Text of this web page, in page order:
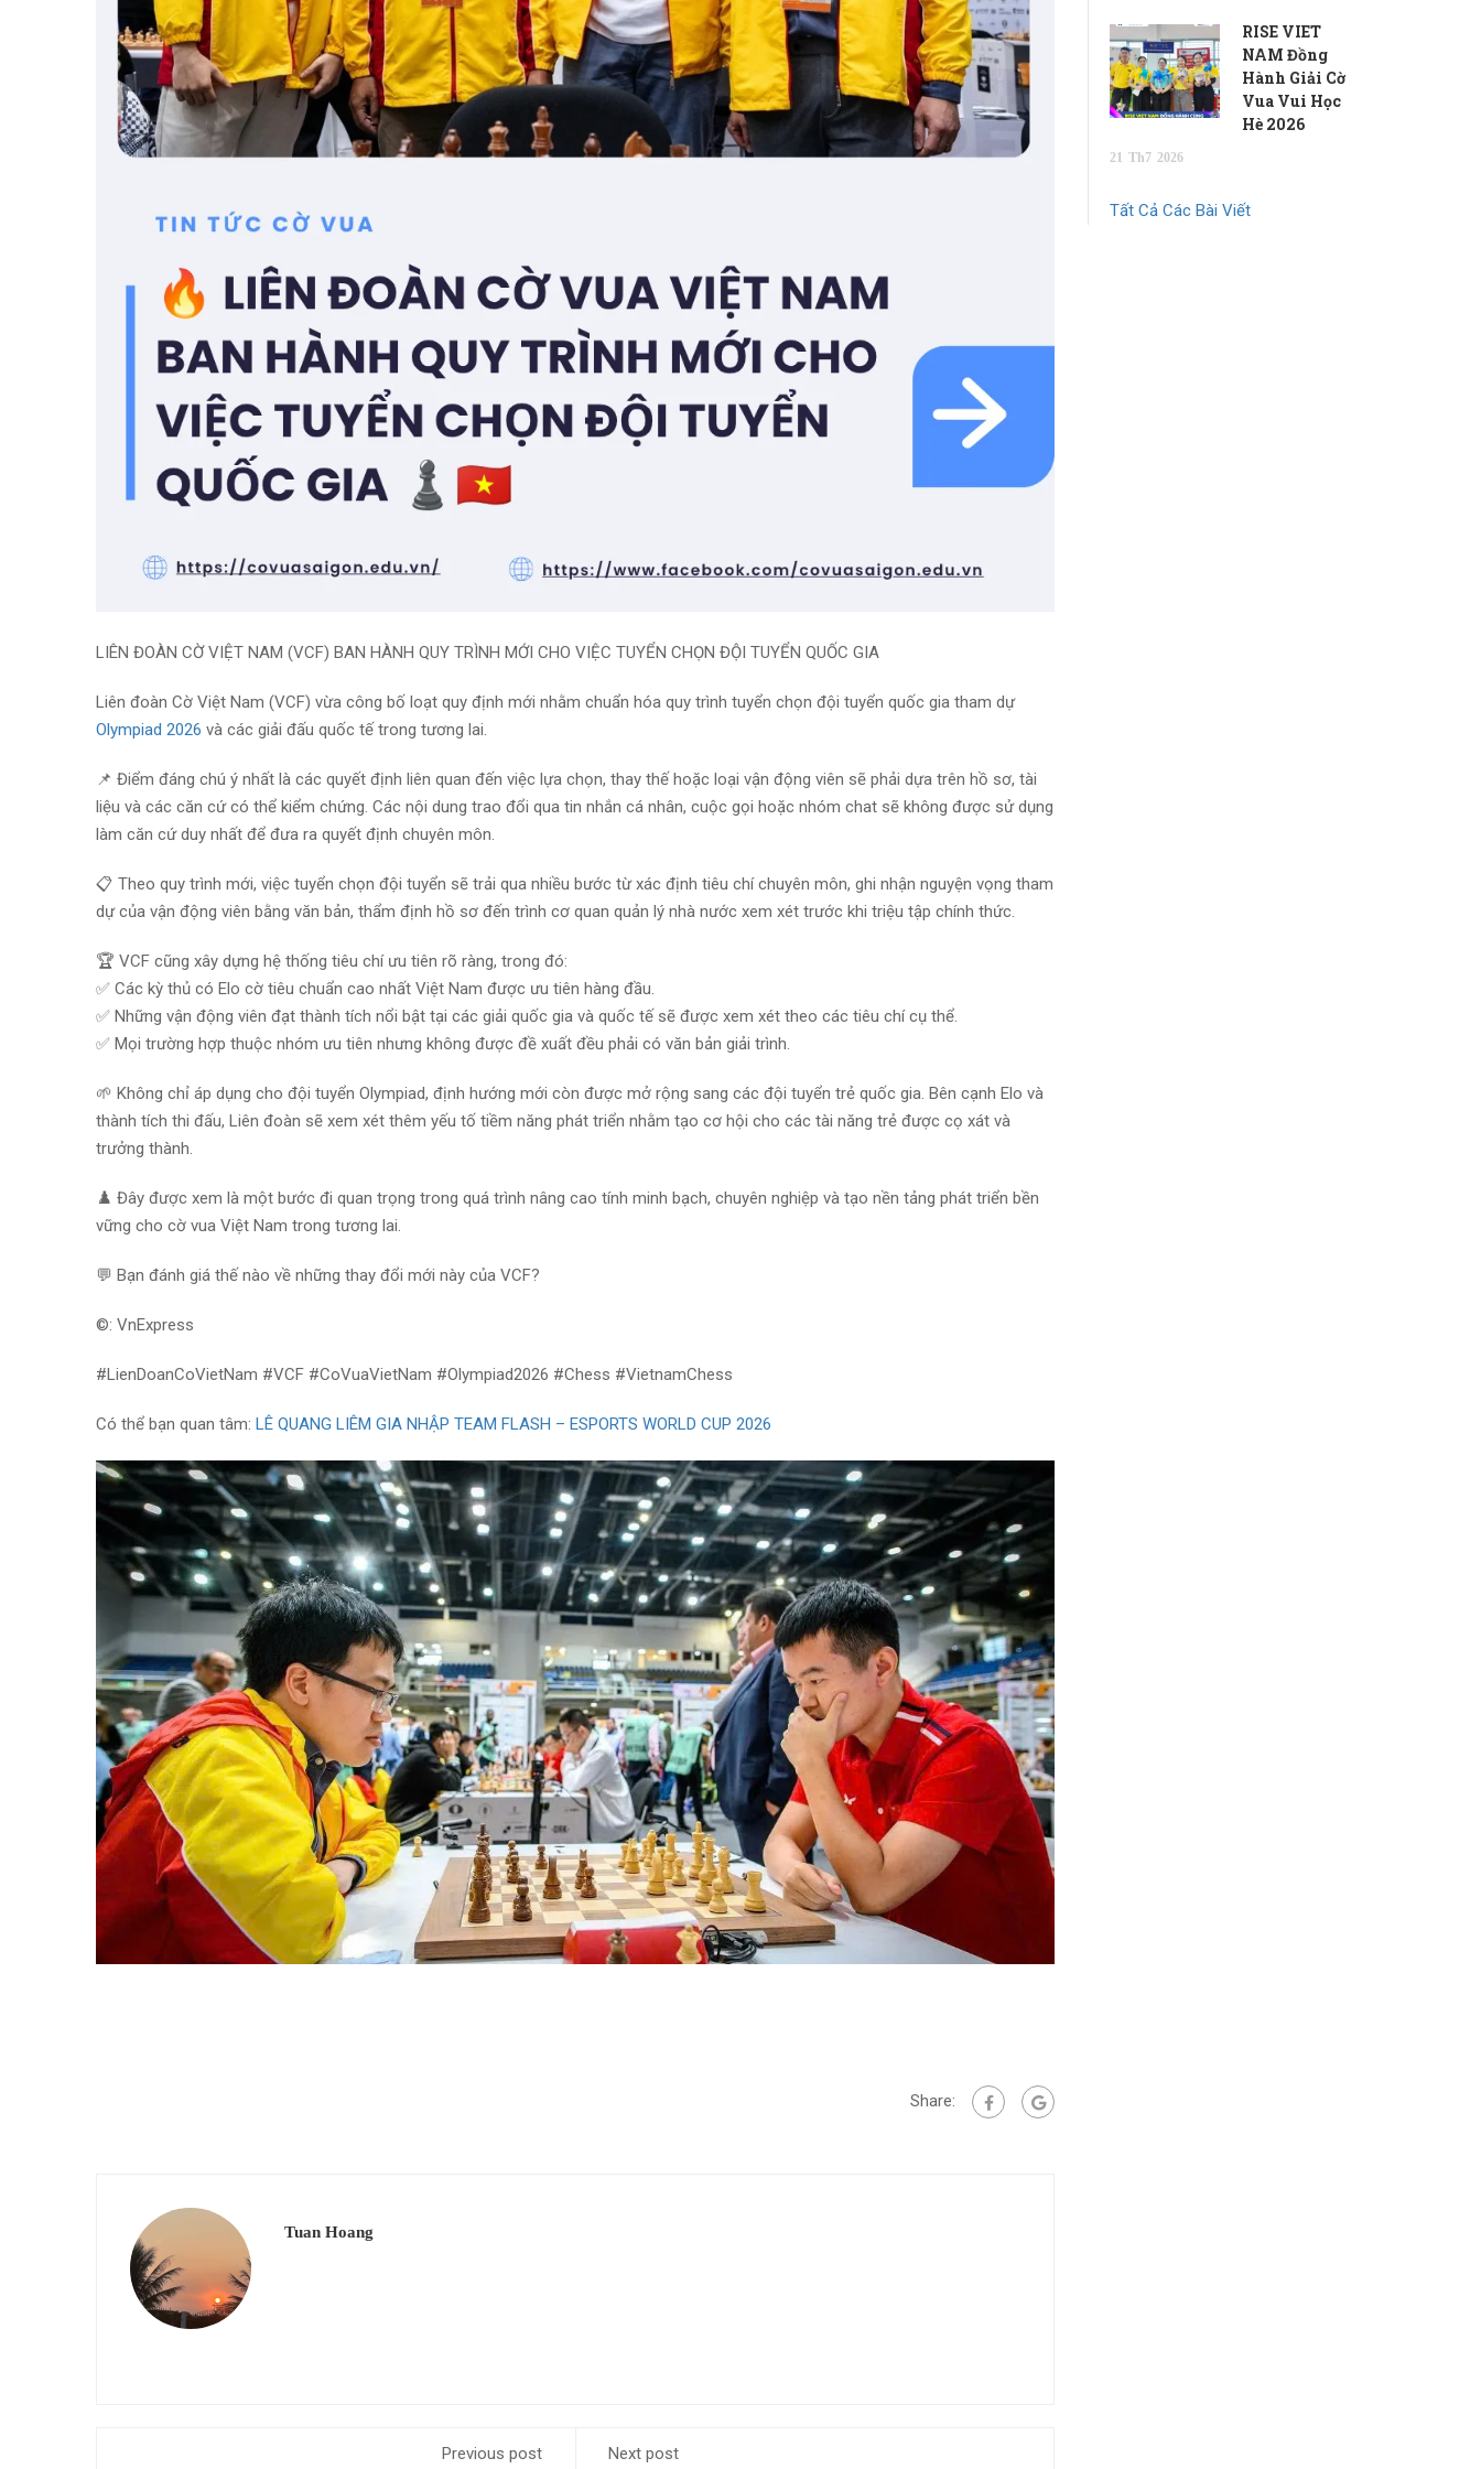
LIÊN ĐOÀN CỜ VIỆT NAM (VCF) BAN HÀNH QUY TRÌNH MỚI CHO VIỆC TUYỂN CHỌN ĐỘI TUYỂN QUỐC GIA
Liên đoàn Cờ Việt Nam (VCF) vừa công bố loạt quy định mới nhằm chuẩn hóa quy trình tuyển chọn đội tuyển quốc gia tham dự
Olympiad 2026 và các giải đấu quốc tế trong tương lai.
📌 Điểm đáng chú ý nhất là các quyết định liên quan đến việc lựa chọn, thay thế hoặc loại vận động viên sẽ phải dựa trên hồ sơ, tài
liệu và các căn cứ có thể kiểm chứng. Các nội dung trao đổi qua tin nhắn cá nhân, cuộc gọi hoặc nhóm chat sẽ không được sử dụng
làm căn cứ duy nhất để đưa ra quyết định chuyên môn.
📋 Theo quy trình mới, việc tuyển chọn đội tuyển sẽ trải qua nhiều bước từ xác định tiêu chí chuyên môn, ghi nhận nguyện vọng tham
dự của vận động viên bằng văn bản, thẩm định hồ sơ đến trình cơ quan quản lý nhà nước xem xét trước khi triệu tập chính thức.
🏆 VCF cũng xây dựng hệ thống tiêu chí ưu tiên rõ ràng, trong đó:
✅ Các kỳ thủ có Elo cờ tiêu chuẩn cao nhất Việt Nam được ưu tiên hàng đầu.
✅ Những vận động viên đạt thành tích nổi bật tại các giải quốc gia và quốc tế sẽ được xem xét theo các tiêu chí cụ thể.
✅ Mọi trường hợp thuộc nhóm ưu tiên nhưng không được đề xuất đều phải có văn bản giải trình.
🌱 Không chỉ áp dụng cho đội tuyển Olympiad, định hướng mới còn được mở rộng sang các đội tuyển trẻ quốc gia. Bên cạnh Elo và
thành tích thi đấu, Liên đoàn sẽ xem xét thêm yếu tố tiềm năng phát triển nhằm tạo cơ hội cho các tài năng trẻ được cọ xát và
trưởng thành.
♟️ Đây được xem là một bước đi quan trọng trong quá trình nâng cao tính minh bạch, chuyên nghiệp và tạo nền tảng phát triển bền
vững cho cờ vua Việt Nam trong tương lai.
💬 Bạn đánh giá thế nào về những thay đổi mới này của VCF?
©️: VnExpress
#LienDoanCoVietNam #VCF #CoVuaVietNam #Olympiad2026 #Chess #VietnamChess
Có thể bạn quan tâm: LÊ QUANG LIÊM GIA NHẬP TEAM FLASH – ESPORTS WORLD CUP 2026
Share:
Tuan Hoang
Previous post Next post
RISE VIET
NAM Đồng
Hành Giải Cờ
Vua Vui Học
Hè 2026
21 Th7 2026
Tất Cả Các Bài Viết